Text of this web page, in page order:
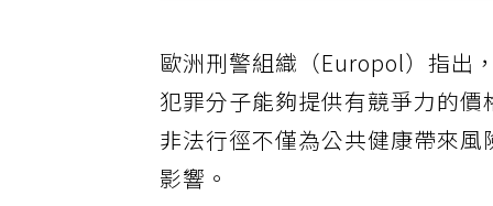
歐洲刑警組織（Europol）指出
犯罪分子能夠提供有競爭力的
非法行徑不僅為公共健康帶來
影響。